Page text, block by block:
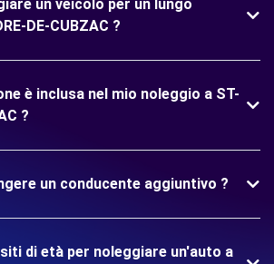
un veicolo per un lungo
DE-CUBZAC ?
è inclusa nel mio noleggio a ST-
?
un conducente aggiuntivo ?
di età per noleggiare un'auto a